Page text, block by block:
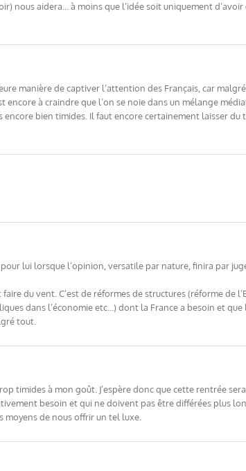
nous aidera… à moins que l’idée soit uniquement d’avoir
manière de captiver l’attention des Français, car
à craindre que l’on se noie dans un mélange
bien timides. Il faut encore certainement laisser du
lui lorsque l’opinion, versatile par nature, finira par
du vent. C’est de réformes de structures (réforme de
dans l’économie etc…) dont la France a besoin et que
tout.
timides à mon goût. J’espère donc que cette rentrée
besoin et qui ne doivent pas être différées plus
de nous offrir un tel luxe.